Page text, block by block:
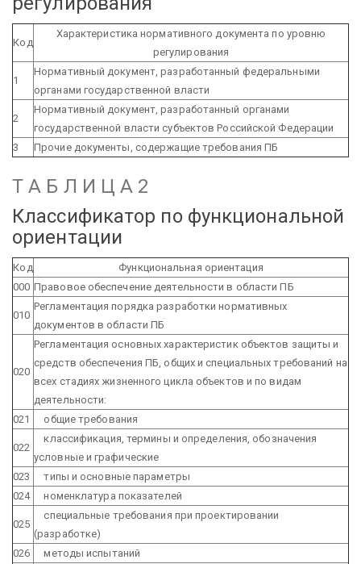
Код
Характеристика нормативного документа по уровню
регулирования
1
Нормативный документ, разработанный федеральными
органами государственной власти
2
Нормативный документ, разработанный органами
государственной власти субъектов Российской Федерации
3
Прочие документы, содержащие требования ПБ
Т А Б Л И Ц А 2
Классификатор по функциональной
ориентации
Код
Функциональная ориентация
000 Правовое обеспечение деятельности в области ПБ
010
Регламентация порядка разработки нормативных
документов в области ПБ
020
Регламентация основных характеристик объектов защиты и
средств обеспечения ПБ, общих и специальных требований на
всех стадиях жизненного цикла объектов и по видам
деятельности:
021
общие требования
022
классификация, термины и определения, обозначения
условные и графические
023
типы и основные параметры
024
номенклатура показателей
025
специальные требования при проектировании
(разработке)
026
методы испытаний